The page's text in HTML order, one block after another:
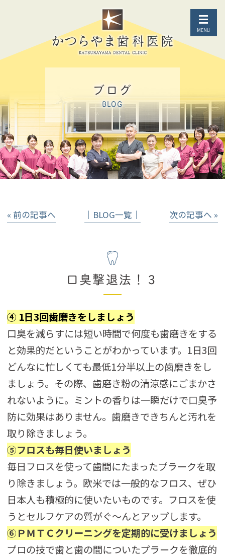
ブログ
BLOG
« 前の記事へ │BLOG一覧│ 次の記事へ »
口臭撃退法！３
④ 1日3回歯磨きをしましょう
口臭を減らすには短い時間で何度も歯磨きをする
と効果的だということがわかっています。1日3回
どんなに忙しくても最低1分半以上の歯磨きをし
ましょう。その際、歯磨き粉の清涼感にごまかさ
れないように。ミントの香りは一瞬だけで口臭予
防に効果はありません。歯磨きできちんと汚れを
取り除きましょう。
⑤フロスも毎日使いましょう
毎日フロスを使って歯間にたまったプラークを取
り除きましょう。欧米では一般的なフロス、ぜひ
日本人も積極的に使いたいものです。フロスを使
うとセルフケアの質がぐ～んとアップします。
⑥ＰＭＴＣクリーニングを定期的に受けましょう
プロの技で歯と歯の間についたプラークを徹底的